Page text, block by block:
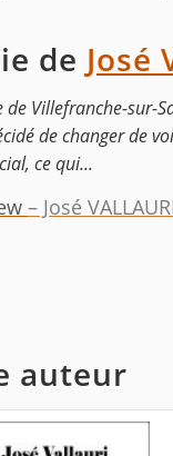
de José
de Villefranche-sur-
de changer de
ce qui...
– José
auteur